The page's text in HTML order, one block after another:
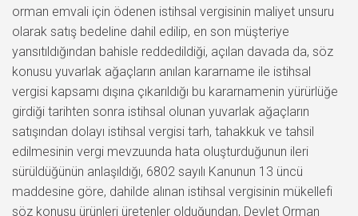
orman emvali için ödenen istihsal vergisinin maliyet unsuru
olarak satış bedeline dahil edilip, en son müşteriye
yansıtıldığından bahisle reddedildiği, açılan davada da, söz
konusu yuvarlak ağaçların anılan kararname ile istihsal
vergisi kapsamı dışına çıkarıldığı bu kararnamenin yürürlüğe
girdiği tarihten sonra istihsal olunan yuvarlak ağaçların
satışından dolayı istihsal vergisi tarh, tahakkuk ve tahsil
edilmesinin vergi mevzuunda hata oluşturduğunun ileri
sürüldüğünün anlaşıldığı, 6802 sayılı Kanunun 13 üncü
maddesine göre, dahilde alınan istihsal vergisinin mükellefi
söz konusu ürünleri üretenler olduğundan, Devlet Orman